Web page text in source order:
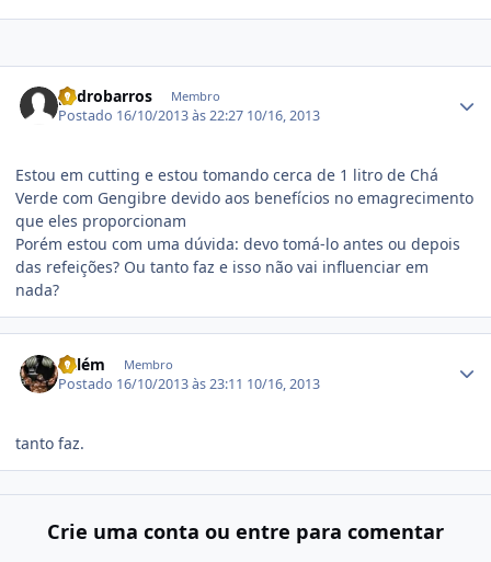
pedrobarros Membro
Postado 16/10/2013 às 22:27 10/16, 2013
Estou em cutting e estou tomando cerca de 1 litro de Chá
Verde com Gengibre devido aos benefícios no emagrecimento
que eles proporcionam
Porém estou com uma dúvida: devo tomá-lo antes ou depois
das refeições? Ou tanto faz e isso não vai influenciar em
nada?
Kalém Membro
Postado 16/10/2013 às 23:11 10/16, 2013
tanto faz.
Crie uma conta ou entre para comentar